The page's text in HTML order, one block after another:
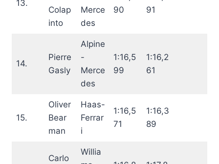
13.
Colap
into
Merce
des
90
91
14.
Pierre
Gasly
Alpine
-
Merce
des
1:16,5
99
1:16,2
61
15.
Oliver
Bear
man
Haas-
Ferrar
i
1:16,5
71
1:16,3
89
Carlo
Willia